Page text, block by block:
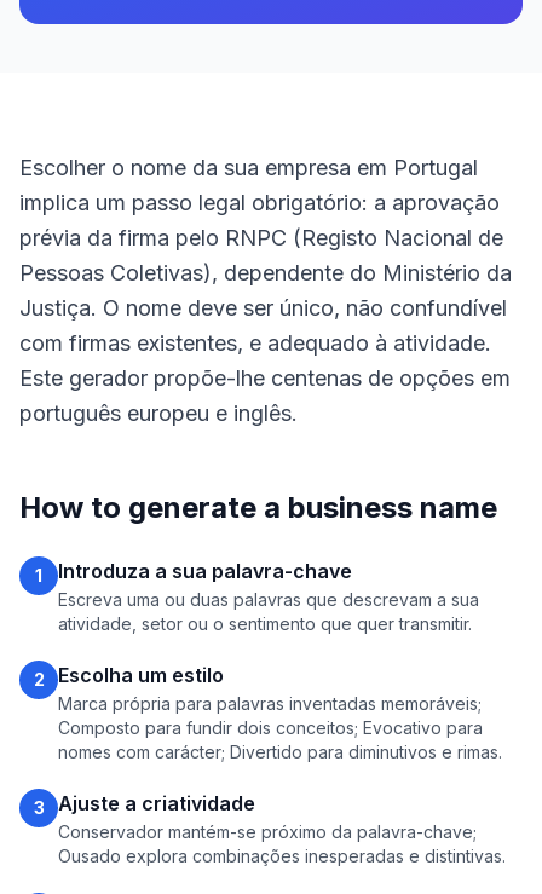
Escolher o nome da sua empresa em Portugal
implica um passo legal obrigatório: a aprovação
prévia da firma pelo RNPC (Registo Nacional de
Pessoas Coletivas), dependente do Ministério da
Justiça. O nome deve ser único, não confundível
com firmas existentes, e adequado à atividade.
Este gerador propõe-lhe centenas de opções em
português europeu e inglês.
How to generate a business name
1 Introduza a sua palavra-chave
Escreva uma ou duas palavras que descrevam a sua
atividade, setor ou o sentimento que quer transmitir.
2 Escolha um estilo
Marca própria para palavras inventadas memoráveis;
Composto para fundir dois conceitos; Evocativo para
nomes com carácter; Divertido para diminutivos e rimas.
3 Ajuste a criatividade
Conservador mantém-se próximo da palavra-chave;
Ousado explora combinações inesperadas e distintivas.